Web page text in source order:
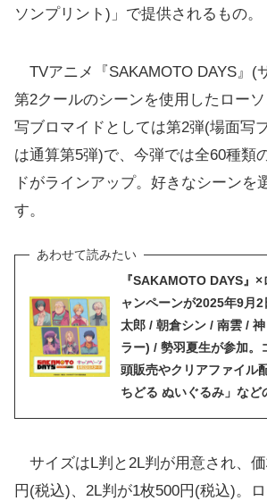
ソンプリント)」で提供されるもの。
TVアニメ『SAKAMOTO DAYS』(
第2クールのシーンを使用したロー
写ブロマイドとしては第2弾(場面写
は通算第5弾)で、今弾では全60種類
ドがラインアップ。好きなシーンを
す。
『SAKAMOTO DAYS』
ャンペーンが2025年9月
太郎 / 朝倉シン / 南雲 /
ラー) / 勢羽夏生が参加。
頭販売やクリアファイル
ちどる ぬいぐるみ」など
サイズはL判と2L判が用意され、
円(税込)、2L判が1枚500円(税込)。